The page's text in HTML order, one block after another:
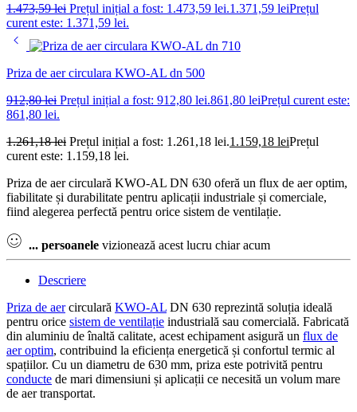
1.473,59lei Prețul inițial a fost: 1.473,59 lei.1.371,59 leiPrețul
curent este: 1.371,59 lei.
Priza de aer circulara KWO-AL dn 500
912,80lei Prețul inițial a fost: 912,80 lei.861,80 leiPrețul curent este:
861,80 lei.
1.261,18lei Prețul inițial a fost: 1.261,18 lei.1.159,18 leiPrețul
curent este: 1.159,18 lei.
Priza de aer circulară KWO-AL DN 630 oferă un flux de aer optim,
fiabilitate și durabilitate pentru aplicații industriale și comerciale,
fiind alegerea perfectă pentru orice sistem de ventilație.
... persoanele vizionează acest lucru chiar acum
Descriere
Priza de aercirculară KWO-AL DN 630 reprezintă soluția ideală
pentru orice sistem de ventilație industrială sau comercială. Fabricată
din aluminiu de înaltă calitate, acest echipament asigură un flux de
aer optim, contribuind la eficiența energetică și confortul termic al
spațiilor. Cu un diametru de 630 mm, priza este potrivită pentru
conducte de mari dimensiuni și aplicații ce necesită un volum mare
de aer transportat.